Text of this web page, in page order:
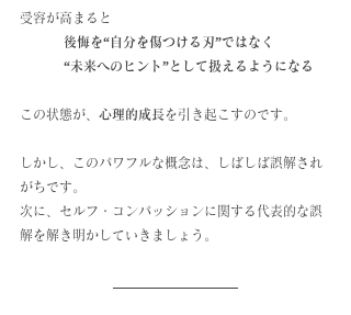
受容が高まると
後悔を“自分を傷つける刃”ではなく
“未来へのヒント”として扱えるようになる
この状態が、 心理的成長を引き起こすのです。
しかし、このパワフルな概念は、しばしば誤解され
がちです。
次に、セルフ・コンパッションに関する代表的な誤
解を解き明かしていきましょう。